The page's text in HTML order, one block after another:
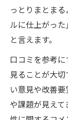
っとりまとま
ルに仕上がっ
と言えます。
口コミを参考
見ることが大
い意見や改善
や課題が見え